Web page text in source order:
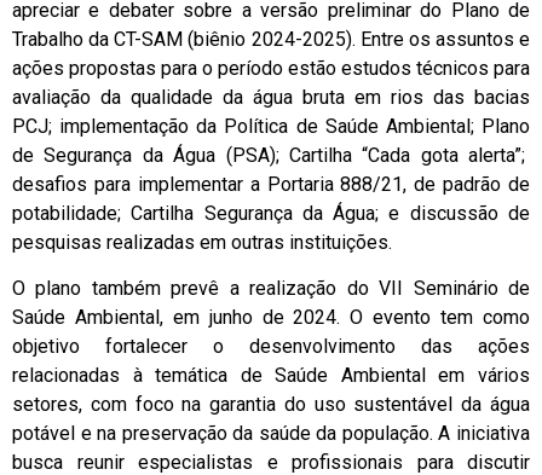
apreciar e debater sobre a versão preliminar do Plano de
Trabalho da CT-SAM (biênio 2024-2025). Entre os assuntos e
ações propostas para o período estão estudos técnicos para
avaliação da qualidade da água bruta em rios das bacias
PCJ; implementação da Política de Saúde Ambiental; Plano
de Segurança da Água (PSA); Cartilha “Cada gota alerta”;
desafios para implementar a Portaria 888/21, de padrão de
potabilidade; Cartilha Segurança da Água; e discussão de
pesquisas realizadas em outras instituições.
O plano também prevê a realização do VII Seminário de
Saúde Ambiental, em junho de 2024. O evento tem como
objetivo fortalecer o desenvolvimento das ações
relacionadas à temática de Saúde Ambiental em vários
setores, com foco na garantia do uso sustentável da água
potável e na preservação da saúde da população. A iniciativa
busca reunir especialistas e profissionais para discutir